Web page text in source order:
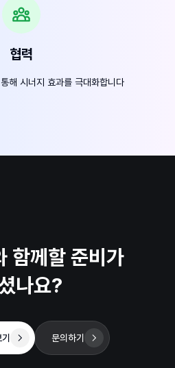
협력
해 시너지 효과를 극대화합니다
함께할 준비가
나요?
문의하기